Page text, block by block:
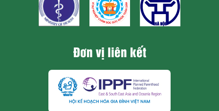
Đơn vị liên kết